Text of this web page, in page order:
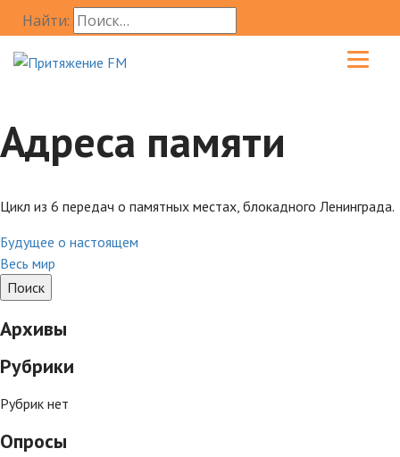
Адреса памяти
Цикл из 6 передач о памятных местах, блокадного Ленинграда.
Будущее о настоящем
Весь мир
Найти:
Архивы
Рубрики
Рубрик нет
Опросы